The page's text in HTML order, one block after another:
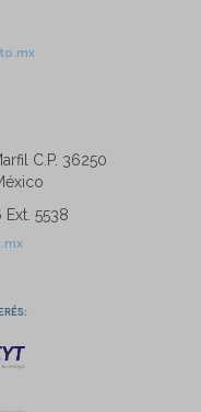
C.P. 36250
Ext. 5538